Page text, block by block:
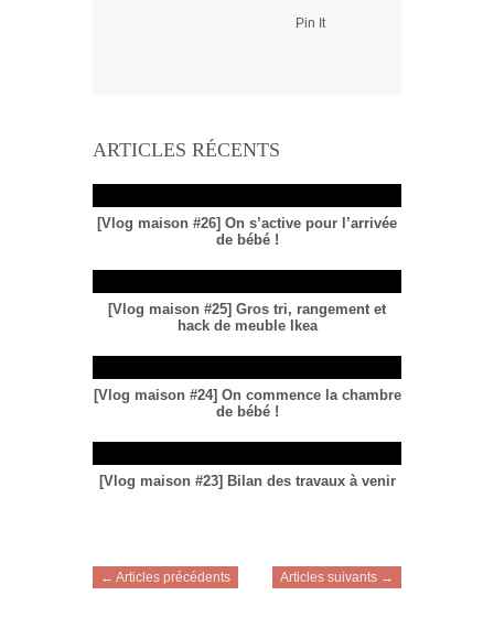
Pin It
ARTICLES RÉCENTS
[Vlog maison #26] On s’active pour l’arrivée
de bébé !
[Vlog maison #25] Gros tri, rangement et
hack de meuble Ikea
[Vlog maison #24] On commence la chambre
de bébé !
[Vlog maison #23] Bilan des travaux à venir
← Articles précédents Articles suivants →